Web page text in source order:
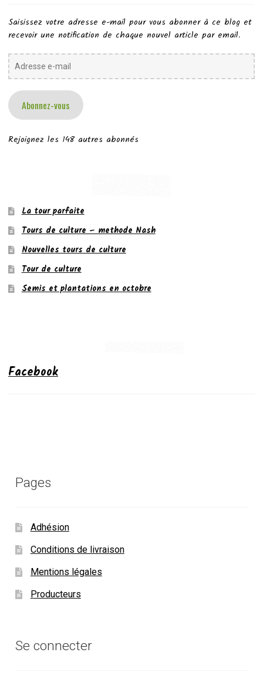
Saisissez votre adresse e-mail pour vous abonner à ce blog et
recevoir une notification de chaque nouvel article par email.
Adresse
e-
Abonnez-vous
Rejoignez les 148 autres abonnés
La tour parfaite
Tours de culture – methode Nash
Nouvelles tours de culture
Tour de culture
Semis et plantations en octobre
Facebook
Pages
Adhésion
Conditions de livraison
Mentions légales
Producteurs
Se connecter